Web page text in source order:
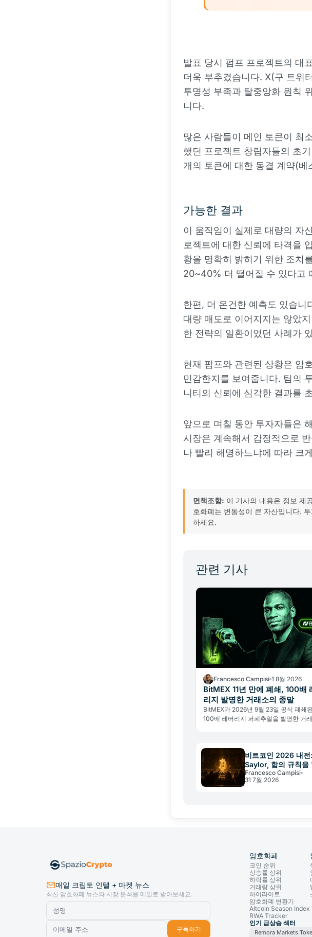
발표 당시 펌프 프로젝트의 대
더욱 부추겼습니다. X(구 트위
투명성 부족과 탈중앙화 원칙
니다.
많은 사람들이 메인 토큰이 최
했던 프로젝트 창립자들의 초
개의 토큰에 대한 동결 계약(
가능한 결과
이 움직임이 실제로 대량의 자
로젝트에 대한 신뢰에 타격을
황을 명확히 밝히기 위한 조치
20~40% 더 떨어질 수 있다고
한편, 더 온건한 예측도 있습니
대량 매도로 이어지지는 않았
한 전략의 일환이었던 사례가
현재 펌프와 관련된 상황은 암
민감한지를 보여줍니다. 팀의
니티의 신뢰에 심각한 결과를
앞으로 며칠 동안 투자자들은
시장은 계속해서 감정적으로
나 빨리 해명하느냐에 따라 크
면책조항: 이 기사의 내용은 정보 제
호화폐는 변동성이 큰 자산입니다.
하세요.
관련 기사
Francesco Campisi 1 8월 2026
BitMEX 11년 만에 폐쇄, 100배
리지 발명한 거래소의 종말
BitMEX가 2026년 9월 23일 공식 폐쇄
100배 레버리지 퍼페추얼을 발명한 거
비트코인 2026 내전:
Saylor, 합의 규칙을
법'으로 선언
Francesco Campisi
31 7월 2026
매일 크립토 인텔 + 마켓 뉴스
최신 암호화폐 뉴스와 시장 분석을 메일로 받아보세요.
구독하기
암호화폐
코인 순위
상승률 상위
하락률 상위
거래량 상위
하이라이트
암호화폐 변환기
Altcoin Season Index
RWA Tracker
인기 급상승 섹터
Remora Markets